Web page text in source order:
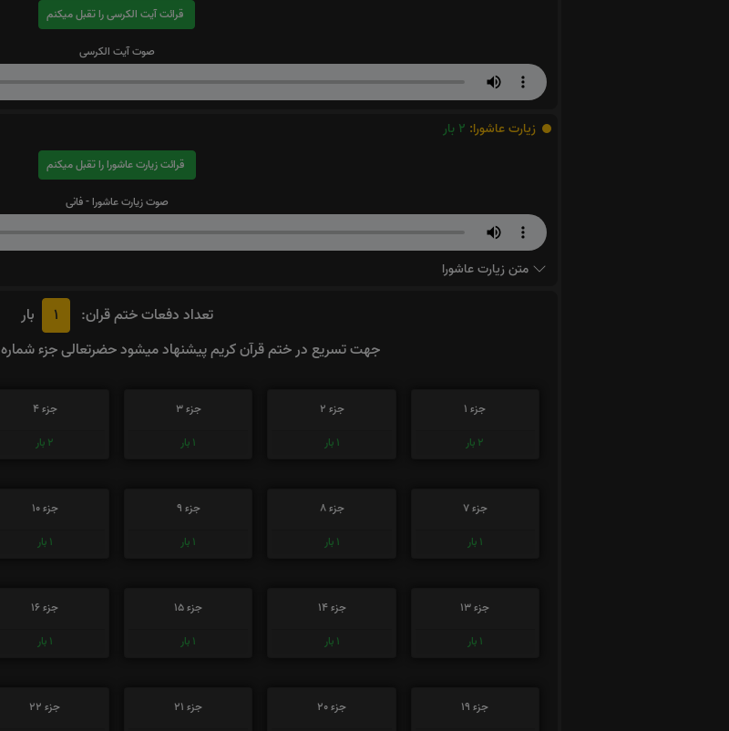
قرائت آیت الکرسی را تقبل میکنم
صوت آیت الکرسی
زیارت عاشورا: 2 بار
قرائت زیارت عاشورا را تقبل میکنم
صوت زیارت عاشورا - فانی
متن زیارت عاشورا
تعداد دفعات ختم قران: 1
بار
جهت تسریع در ختم قرآن کریم پیشنهاد میشود حضرتعالی جزء شماره
جزء 1
2 بار
جزء 2
1 بار
جزء 3
1 بار
جزء 4
2 بار
جزء 7
1 بار
جزء 8
1 بار
جزء 9
1 بار
جزء 10
1 بار
جزء 13
1 بار
جزء 14
1 بار
جزء 15
1 بار
جزء 16
1 بار
جزء 19 جزء 20 جزء 21 جزء 22